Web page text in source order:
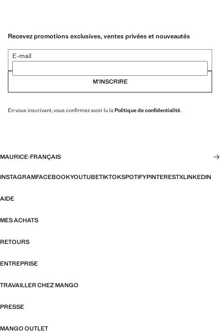
Recevez promotions exclusives, ventes privées et nouveautés
E-mail
M’INSCRIRE
En vous inscrivant, vous confirmez avoir lu la Politique de confidentialité.
MAURICE·FRANÇAIS
INSTAGRAMFACEBOOKYOUTUBETIKTOKSPOTIFYPINTERESTXLINKEDIN
AIDE
MES ACHATS
RETOURS
ENTREPRISE
TRAVAILLER CHEZ MANGO
PRESSE
MANGO OUTLET